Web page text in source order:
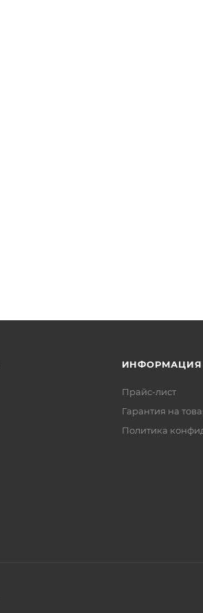
ИНФОРМАЦИЯ
Прайс-лист
Гарантия на
Политика